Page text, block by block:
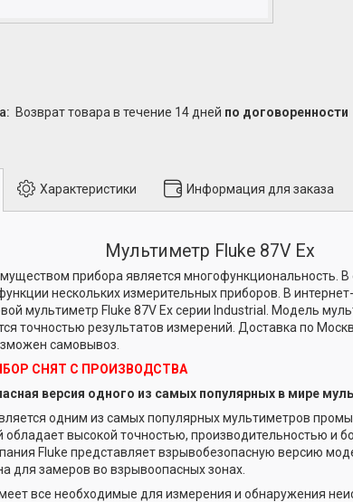
возврат товара в течение 14 дней по договоренности
Характеристики Информация для заказа
Мультиметр Fluke 87V Ex
прибора является многофункциональность.
нескольких измерительных приборов. В
мультиметр Fluke 87V Ex серии Industrial. Модель
точностью результатов измерений. Доставка по
самовывоз.
СНЯТ С ПРОИЗВОДСТВА
версия одного из самых популярных в мире
одним из самых популярных мультиметров
обладает высокой точностью, производительностью и
Fluke представляет взрывобезопасную версию
для замеров во взрывоопасных зонах.
все необходимые для измерения и обнаружения